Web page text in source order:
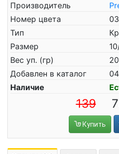
Производитель
Номер цвета
Тип
Размер
Вес уп. (гр)
Добавлен в каталог
Наличие
139
Купить